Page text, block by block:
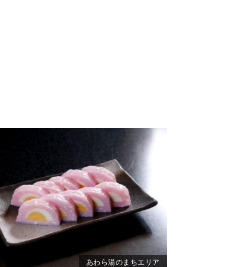
あわら湯のまちエリア